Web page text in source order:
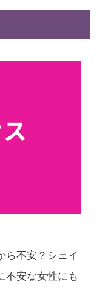
ら不安？シェイ
不安な女性にも